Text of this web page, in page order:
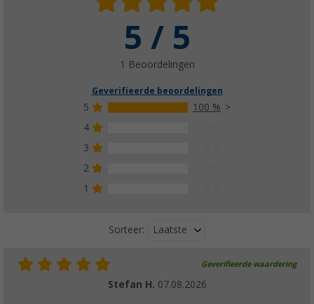
5 / 5
1 Beoordelingen
Geverifieerde beoordelingen
5
100 %
4
3
2
1
Sorteer: Laatste
Geverifieerde waardering
Stefan H. 07.08.2026